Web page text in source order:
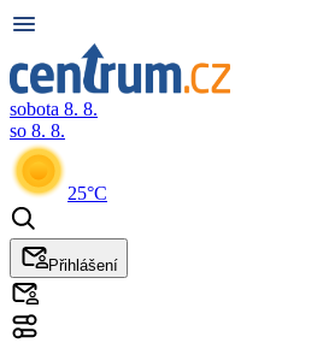
sobota 8. 8.
so 8. 8.
25°C
Přihlášení